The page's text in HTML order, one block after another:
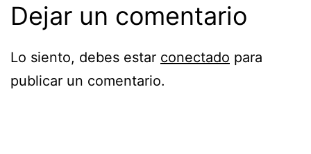
Dejar un comentario
Lo siento, debes estar conectado para
publicar un comentario.